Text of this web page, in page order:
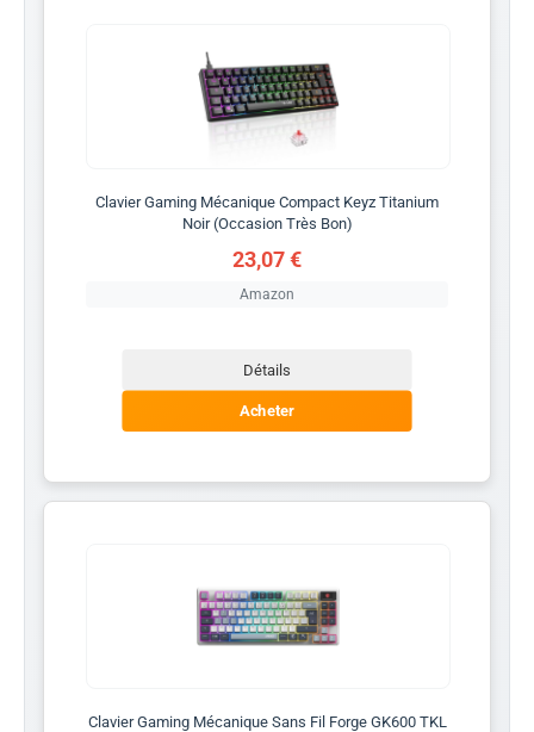
Clavier Gaming Mécanique Compact Keyz Titanium
Noir (Occasion Très Bon)
23,07 €
Amazon
Détails
Acheter
Clavier Gaming Mécanique Sans Fil Forge GK600 TKL